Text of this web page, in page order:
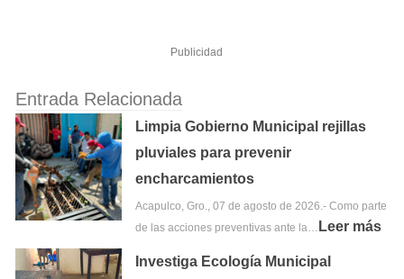
Publicidad
Entrada Relacionada
Limpia Gobierno Municipal rejillas
pluviales para prevenir
encharcamientos
Acapulco, Gro., 07 de agosto de 2026.- Como parte
de las acciones preventivas ante la… Leer más
Investiga Ecología Municipal